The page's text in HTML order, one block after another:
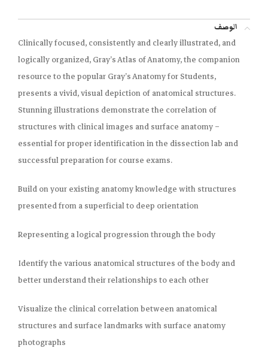
الوصف
Clinically focused, consistently and clearly illustrated, and
logically organized,Gray’s Atlas of Anatomy, the companion
resource to the popularGray’s Anatomy for Students,
presents a vivid, visual depiction of anatomical structures.
Stunning illustrations demonstrate the correlation of
structures with clinical images and surface anatomy–
essential for proper identification in the dissection lab and
successful preparation for course exams.
Build on your existing anatomy knowledge with structures
presented from a superficial to deep orientation
Representing alogical progression through the body
Identify the various anatomical structures of the body and
better understand their relationships to each other
Visualize the clinical correlation between anatomical
structures and surface landmarks with surface anatomy
photographs